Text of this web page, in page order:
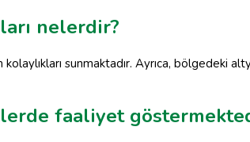
nelerdir?
sunmaktadır. Ayrıca, bölgedeki
faaliyet